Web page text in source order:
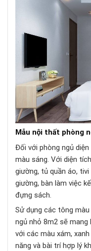
Mẫu nội thất phòng
Đối với phòng ngủ
màu sáng. Với diện
giường, tủ quần áo,
giường, bàn làm việc
đựng sách.
Sử dụng các tông
ngủ nhỏ 8m2 sẽ mang
với các màu xám,
năng và bài trí hợp lý